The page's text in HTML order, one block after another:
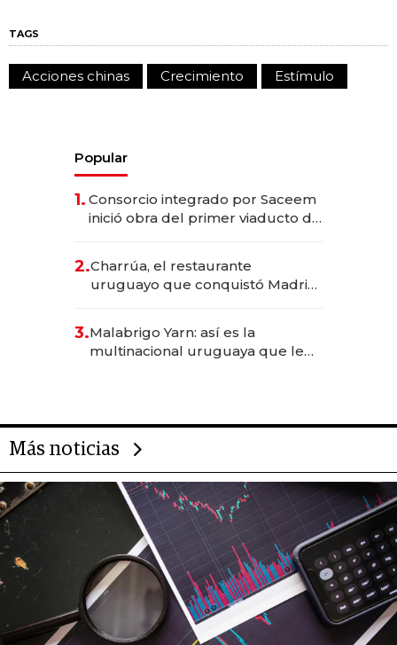
TAGS
Acciones chinas Crecimiento Estímulo
Popular
1. Consorcio integrado por Saceem
inició obra del primer viaducto de
millones
2.Charrúa, el restaurante
uruguayo que conquistó Madrid:
anticipación y prepara apertura
3.Malabrigo Yarn: así es la
multinacional uruguaya que le
Más noticias